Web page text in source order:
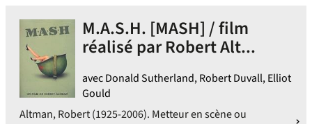
M.A.S.H. [MASH] / film
réalisé par Robert Alt...
avec Donald Sutherland, Robert Duvall, Elliot
Gould
Altman, Robert (1925-2006). Metteur en scène ou